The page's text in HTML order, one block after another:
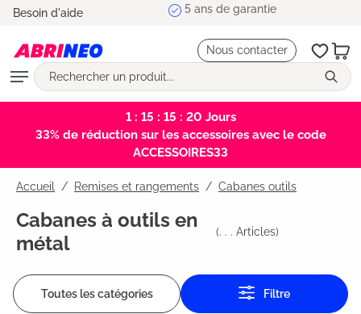
principal
Besoin d'aide 5 ans de garantie
Nous contacter
1 : 15 : 15 : 20 Jours
33% de réduction sur les accessoires avec le code
ACCESSOIRES33
Accueil Remises et rangements / Cabanes outils
Cabanes à outils en
métal
(. . . Articles)
Toutes les catégories Filtre